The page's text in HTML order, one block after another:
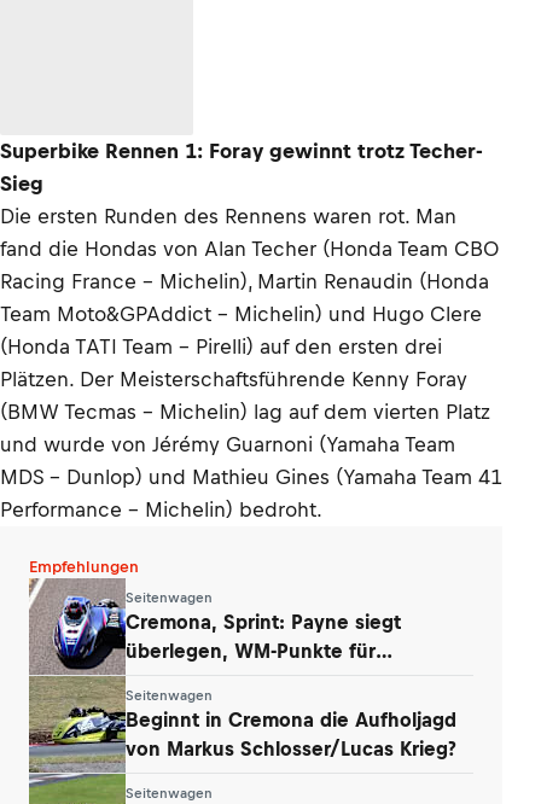
Superbike Rennen 1: Foray gewinnt trotz Techer-
Sieg
Die ersten Runden des Rennens waren rot. Man
fand die Hondas von Alan Techer (Honda Team CBO
Racing France - Michelin), Martin Renaudin (Honda
Team Moto&GPAddict - Michelin) und Hugo Clere
(Honda TATI Team - Pirelli) auf den ersten drei
Plätzen. Der Meisterschaftsführende Kenny Foray
(BMW Tecmas - Michelin) lag auf dem vierten Platz
und wurde von Jérémy Guarnoni (Yamaha Team
MDS - Dunlop) und Mathieu Gines (Yamaha Team 41
Performance - Michelin) bedroht.
Empfehlungen
Seitenwagen
Cremona, Sprint: Payne siegt
überlegen, WM-Punkte für
Seitenwagen
Beginnt in Cremona die Aufholjagd
von Markus Schlosser/Lucas Krieg?
Seitenwagen